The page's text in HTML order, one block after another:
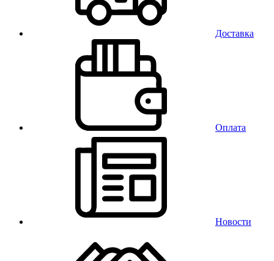
Доставка
Оплата
Новости